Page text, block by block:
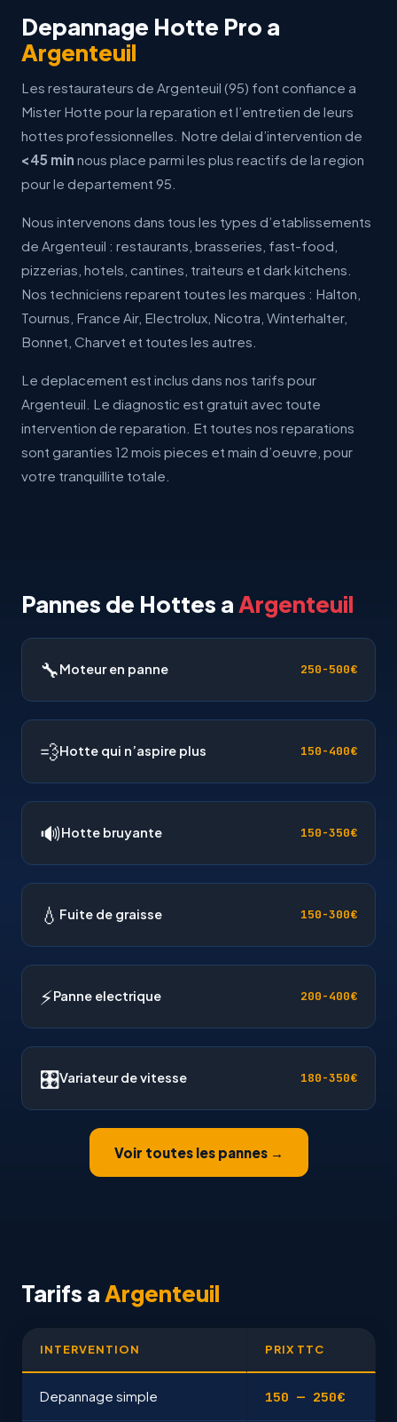
Depannage Hotte Pro a
Argenteuil
Les restaurateurs de Argenteuil (95) font confiance a
Mister Hotte pour la reparation et l’entretien de leurs
hottes professionnelles. Notre delai d’intervention de
<45 min nous place parmi les plus reactifs de la region
pour le departement 95.
Nous intervenons dans tous les types d’etablissements
de Argenteuil : restaurants, brasseries, fast-food,
pizzerias, hotels, cantines, traiteurs et dark kitchens.
Nos techniciens reparent toutes les marques : Halton,
Tournus, France Air, Electrolux, Nicotra, Winterhalter,
Bonnet, Charvet et toutes les autres.
Le deplacement est inclus dans nos tarifs pour
Argenteuil. Le diagnostic est gratuit avec toute
intervention de reparation. Et toutes nos reparations
sont garanties 12 mois pieces et main d’oeuvre, pour
votre tranquillite totale.
Pannes de Hottes aArgenteuil
🔧Moteur en panne 250-500€
💨Hotte qui n’aspire plus 150-400€
🔊Hotte bruyante 150-350€
💧 Fuite de graisse 150-300€
⚡Panne electrique 200-400€
🎛Variateur de vitesse 180-350€
Voir toutes les pannes →
Tarifs aArgenteuil
INTERVENTION PRIX TTC
Depannage simple 150 — 250€